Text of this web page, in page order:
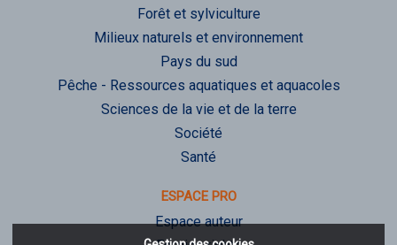
Forêt et sylviculture
Milieux naturels et environnement
Pays du sud
Pêche - Ressources aquatiques et aquacoles
Sciences de la vie et de la terre
Société
Santé
ESPACE PRO
Espace auteur